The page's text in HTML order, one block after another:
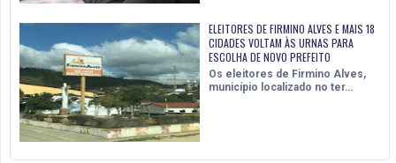
ELEITORES DE FIRMINO ALVES E MAIS 18
CIDADES VOLTAM ÀS URNAS PARA
ESCOLHA DE NOVO PREFEITO
Os eleitores de Firmino Alves,
município localizado no ter…